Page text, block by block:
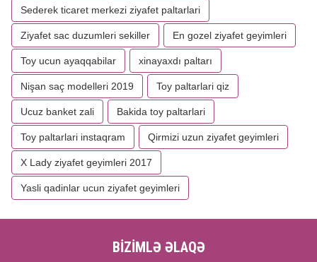
Sederek ticaret merkezi ziyafet paltarlari
Ziyafet sac duzumleri sekiller En gozel ziyafet geyimleri
Toy ucun ayaqqabilar xinayaxdı paltarı
Nişan saç modelleri 2019 Toy paltarlari qiz
Ucuz banket zali Bakida toy paltarlari
Toy paltarlari instaqram Qirmizi uzun ziyafet geyimleri
X Lady ziyafet geyimleri 2017
Yasli qadinlar ucun ziyafet geyimleri
BİZİMLƏ ƏLAQƏ